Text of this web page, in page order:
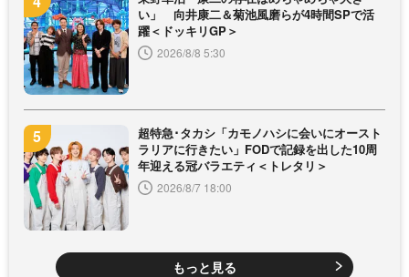
い」 向井康二＆菊池風磨らが4時間SPで活
躍＜ドッキリGP＞
2026/8/8 5:30
超特急･タカシ「カモノハシに会いにオースト
ラリアに行きたい」FODで記録を出した10周
年迎える冠バラエティ＜トレタリ＞
2026/8/7 18:00
もっと見る